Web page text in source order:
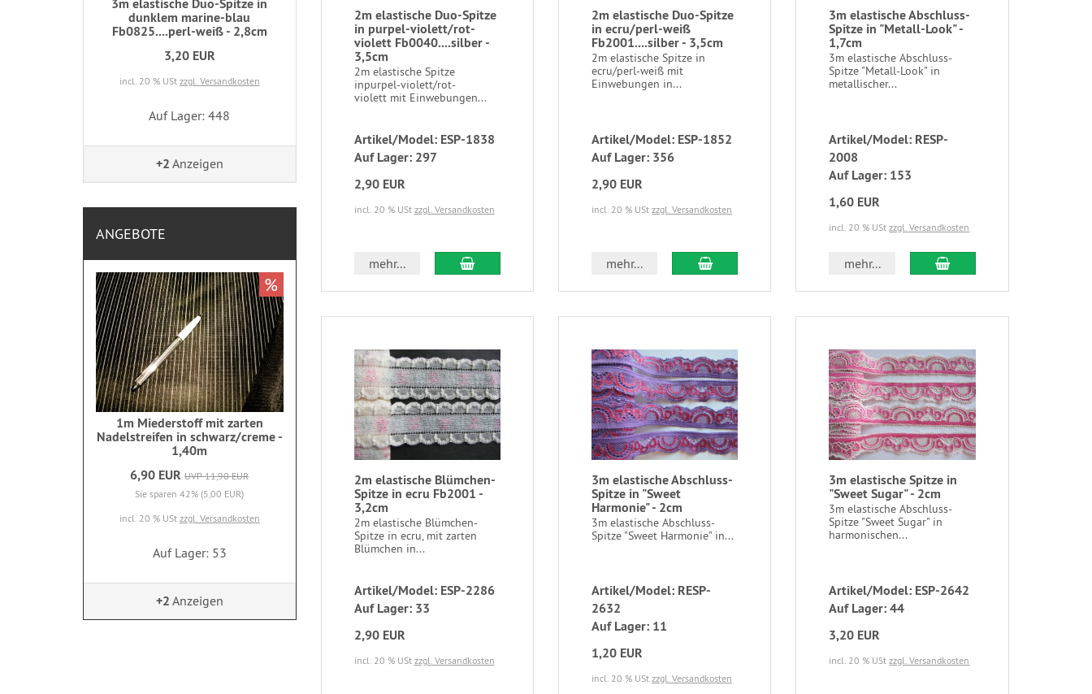
2m elastische Duo-Spitze
in purpel-violett/rot-
violett Fb0040....silber -
3,5cm
2m elastische Spitze
inpurpel-violett/rot-
violett mit Einwebungen...
Artikel/Model: ESP-1838
Auf Lager: 297
2,90 EUR
incl. 20 % USt zzgl. Versandkosten
mehr...
2m elastische Duo-Spitze
in ecru/perl-weiß
Fb2001....silber - 3,5cm
2m elastische Spitze in
ecru/perl-weiß mit
Einwebungen in...
Artikel/Model: ESP-1852
Auf Lager: 356
2,90 EUR
incl. 20 % USt zzgl. Versandkosten
mehr...
3m elastische Abschluss-
Spitze in "Metall-Look" -
1,7cm
3m elastische Abschluss-
Spitze "Metall-Look" in
metallischer...
Artikel/Model: RESP-
2008
Auf Lager: 153
1,60 EUR
incl. 20 % UStzzgl. Versandkosten
mehr...
2m elastische Blümchen-
Spitze in ecru Fb2001 -
3,2cm
2m elastische Blümchen-
Spitze in ecru, mit zarten
Blümchen in...
Artikel/Model: ESP-2286
Auf Lager: 33
2,90 EUR
incl. 20 % USt zzgl. Versandkosten
3m elastische Abschluss-
Spitze in "Sweet
Harmonie" - 2cm
3m elastische Abschluss-
Spitze "Sweet Harmonie" in...
Artikel/Model: RESP-
2632
Auf Lager: 11
1,20 EUR
incl. 20 % USt zzgl. Versandkosten
3m elastische Spitze in
"Sweet Sugar" - 2cm
3m elastische Abschluss-
Spitze "Sweet Sugar" in
harmonischen...
Artikel/Model: ESP-2642
Auf Lager: 44
3,20 EUR
incl. 20 % UStzzgl. Versandkosten
3m elastische Duo-Spitze in
dunklem marine-blau
Fb0825....perl-weiß - 2,8cm
3,20 EUR
incl. 20 % USt zzgl. Versandkosten
Auf Lager: 448
+2 Anzeigen
ANGEBOTE
1m Miederstoff mit zarten
Nadelstreifen in schwarz/creme -
1,40m
6,90 EUR UVP 11,90 EUR
Sie sparen 42% (5,00 EUR)
incl. 20 % USt zzgl. Versandkosten
Auf Lager: 53
%
+2 Anzeigen